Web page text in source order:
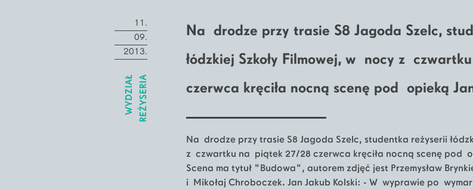
11.
09.
2013.
WYDZIAŁREŻYSERIA
Na drodze przy trasie S8 Jagoda Szelc,
łódzkiej Szkoły Filmowej, w nocy z
czerwca kręciła nocną scenę pod opieką
Na drodze przy trasie S8 Jagoda Szelc, studentka reżyserii
z czwartku na piątek 27/28 czerwca kręciła nocną scenę pod
Scena ma tytuł "Budowa", autorem zdjęć jest Przemysław
i Mikołaj Chroboczek. Jan Jakub Kolski: - W wyprawie po